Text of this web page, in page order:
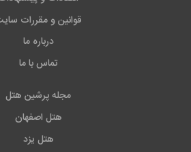
ساعته، نظر سنجی های مداوم در
میهمانان، امتیاز ویژه در باشگاه
که کارگزاری رسمی سایت پرشین هتل
کیش، به صورت حضوری پاسخگوی
رزرو تور وهتل
قوانین و مقررات
درباره ما
تماس با ما
مجله پرشین هتل
هتل اصفهان
هتل یزد